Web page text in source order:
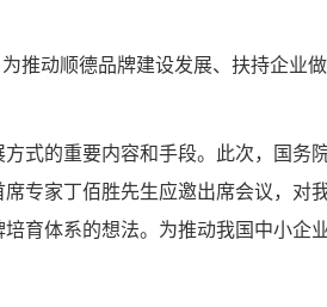
推动顺德品牌建设发展、扶持企业
式的重要内容和手段。此次，国务
专家丁佰胜先生应邀出席会议，对
育体系的想法。为推动我国中小企